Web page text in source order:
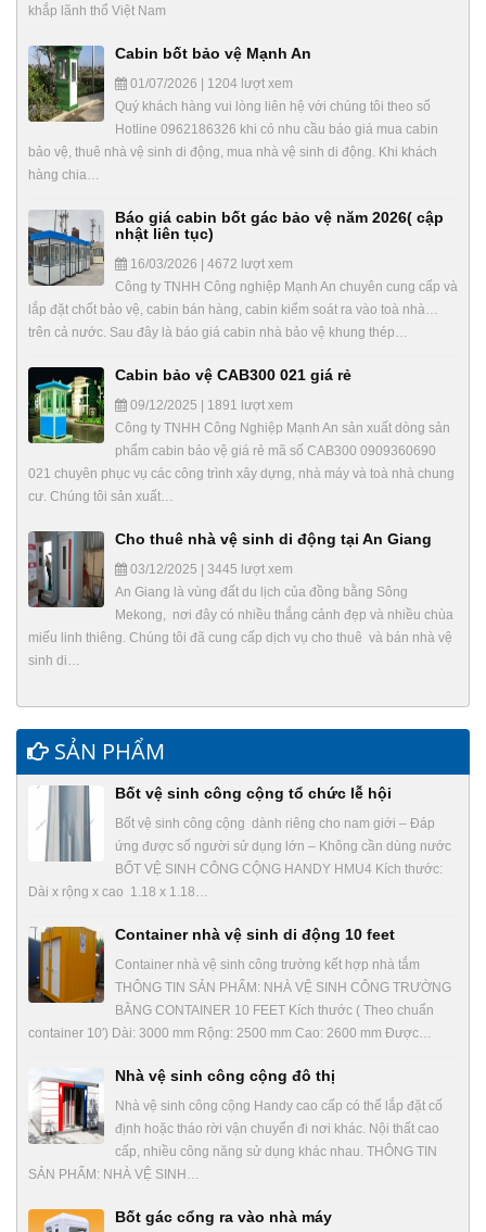
khắp lãnh thổ Việt Nam
Cabin bốt bảo vệ Mạnh An
01/07/2026 | 1204 lượt xem
Quý khách hàng vui lòng liên hệ với chúng tôi theo số
Hotline 0962186326 khi có nhu cầu báo giá mua cabin
bảo vệ, thuê nhà vệ sinh di động, mua nhà vệ sinh di động. Khi khách
hàng chia…
Báo giá cabin bốt gác bảo vệ năm 2026( cập
nhật liên tục)
16/03/2026 | 4672 lượt xem
Công ty TNHH Công nghiệp Mạnh An chuyên cung cấp và
lắp đặt chốt bảo vệ, cabin bán hàng, cabin kiểm soát ra vào toà nhà…
trên cả nước. Sau đây là báo giá cabin nhà bảo vệ khung thép…
Cabin bảo vệ CAB300 021 giá rẻ
09/12/2025 | 1891 lượt xem
Công ty TNHH Công Nghiệp Mạnh An sản xuất dòng sản
phẩm cabin bảo vệ giá rẻ mã số CAB300 0909360690
021 chuyên phục vụ các công trình xây dựng, nhà máy và toà nhà chung
cư. Chúng tôi sản xuất…
Cho thuê nhà vệ sinh di động tại An Giang
03/12/2025 | 3445 lượt xem
An Giang là vùng đất du lịch của đồng bằng Sông
Mekong, nơi đây có nhiều thắng cảnh đẹp và nhiều chùa
miếu linh thiêng. Chúng tôi đã cung cấp dịch vụ cho thuê và bán nhà vệ
sinh di…
SẢN PHẨM
Bốt vệ sinh công cộng tổ chức lễ hội
Bốt vệ sinh công cộng dành riêng cho nam giới – Đáp
ứng được số người sử dụng lớn – Không cần dùng nước
BỐT VỆ SINH CÔNG CỘNG HANDY HMU4 Kích thước:
Dài x rộng x cao 1.18 x 1.18…
Container nhà vệ sinh di động 10 feet
Container nhà vệ sinh công trường kết hợp nhà tắm
THÔNG TIN SẢN PHẨM: NHÀ VỆ SINH CÔNG TRƯỜNG
BẰNG CONTAINER 10 FEET Kích thước ( Theo chuẩn
container 10′) Dài: 3000 mm Rộng: 2500 mm Cao: 2600 mm Được…
Nhà vệ sinh công cộng đô thị
Nhà vệ sinh công cộng Handy cao cấp có thể lắp đặt cố
định hoặc tháo rời vận chuyển đi nơi khác. Nội thất cao
cấp, nhiều công năng sử dụng khác nhau. THÔNG TIN
SẢN PHẨM: NHÀ VỆ SINH…
Bốt gác cổng ra vào nhà máy